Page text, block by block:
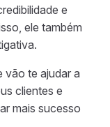
e
ele também
vão te ajudar a
clientes e
mais sucesso